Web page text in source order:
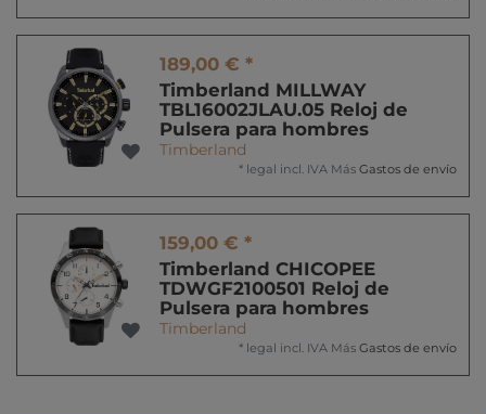
189,00 € *
Timberland MILLWAY
TBL16002JLAU.05 Reloj de
Pulsera para hombres
Timberland
* legal incl. IVA Más Gastos de envío
159,00 € *
Timberland CHICOPEE
TDWGF2100501 Reloj de
Pulsera para hombres
Timberland
* legal incl. IVA Más Gastos de envío